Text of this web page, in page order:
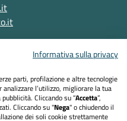
Informativa sulla privacy
parti, profilazione e altre tecnologie
l’utilizzo, migliorare la tua
Cliccando su “Accetta”,
Cliccando su "Nega" o chiudendo il
dei soli cookie strettamente